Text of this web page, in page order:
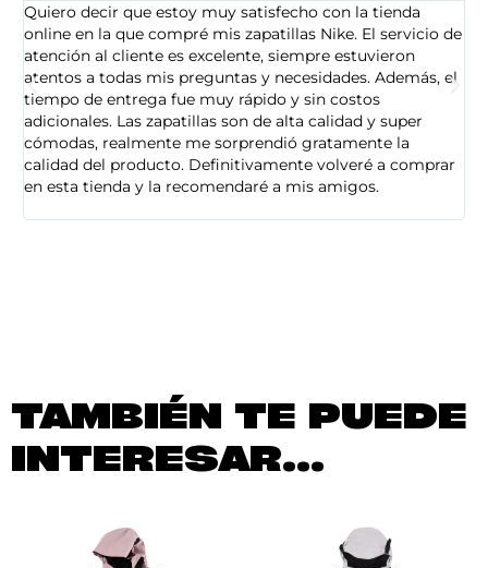
Quiero decir que estoy muy satisfecho con la tienda
online en la que compré mis zapatillas Nike. El servicio de
atención al cliente es excelente, siempre estuvieron
atentos a todas mis preguntas y necesidades. Además, el
tiempo de entrega fue muy rápido y sin costos
adicionales. Las zapatillas son de alta calidad y super
cómodas, realmente me sorprendió gratamente la
calidad del producto. Definitivamente volveré a comprar
en esta tienda y la recomendaré a mis amigos.
TAMBIÉN TE PUEDE
INTERESAR...